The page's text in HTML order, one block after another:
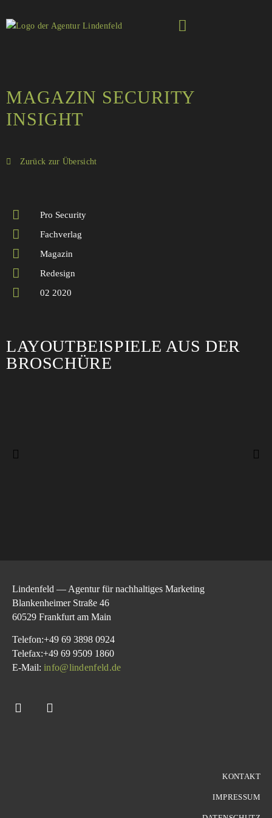
MAGAZIN SECURITY
INSIGHT
Zurück zur Übersicht
Pro Security
Fachverlag
Magazin
Redesign
02 2020
LAYOUTBEISPIELE AUS DER
BROSCHÜRE
Lindenfeld — Agentur für nachhaltiges Marketing
Blankenheimer Straße 46
60529 Frankfurt am Main
Telefon:+49 69 3898 0924
Telefax:+49 69 9509 1860
E-Mail: info@lindenfeld.de
KONTAKT
IMPRESSUM